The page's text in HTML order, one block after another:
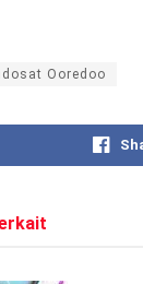
Ooredoo